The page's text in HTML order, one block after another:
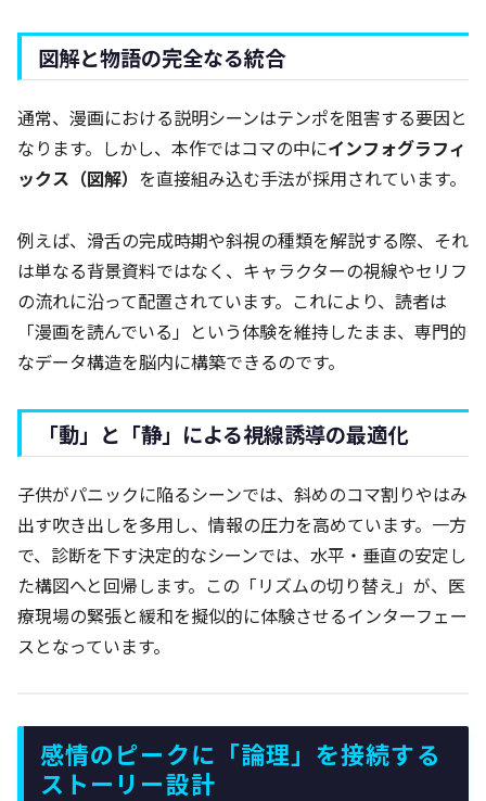
図解と物語の完全なる統合
通常、漫画における説明シーンはテンポを阻害する要因と
なります。しかし、本作ではコマの中にインフォグラフィ
ックス（図解） を直接組み込む手法が採用されています。
例えば、滑舌の完成時期や斜視の種類を解説する際、それ
は単なる背景資料ではなく、キャラクターの視線やセリフ
の流れに沿って配置されています。これにより、読者は
「漫画を読んでいる」という体験を維持したまま、専門的
なデータ構造を脳内に構築できるのです。
「動」と「静」による視線誘導の最適化
子供がパニックに陥るシーンでは、斜めのコマ割りやはみ
出す吹き出しを多用し、情報の圧力を高めています。一方
で、診断を下す決定的なシーンでは、水平・垂直の安定し
た構図へと回帰します。この「リズムの切り替え」が、医
療現場の緊張と緩和を擬似的に体験させるインターフェー
スとなっています。
感情のピークに「論理」を接続する
ストーリー設計